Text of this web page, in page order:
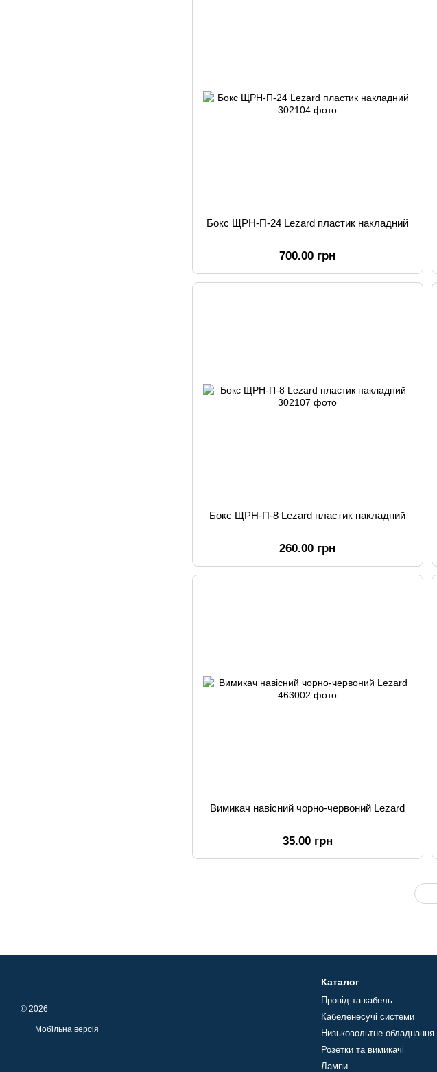
Бокс ЩРН-П-24 Lezard пластик накладний
700.00 грн
Бокс ЩРН-П-8 Lezard пластик накладний
260.00 грн
Вимикач навісний чорно-червоний Lezard
35.00 грн
© 2026
Мобільна версія
Каталог
Провід та кабель
Кабеленесучі системи
Низьковольтне обладнання
Розетки та вимикачі
Лампи